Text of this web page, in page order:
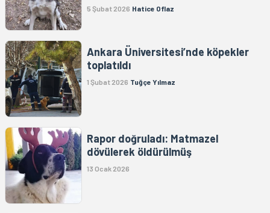
5 Şubat 2026 Hatice Oflaz
Ankara Üniversitesi’nde köpekler
toplatıldı
1 Şubat 2026 Tuğçe Yılmaz
Rapor doğruladı: Matmazel
dövülerek öldürülmüş
13 Ocak 2026